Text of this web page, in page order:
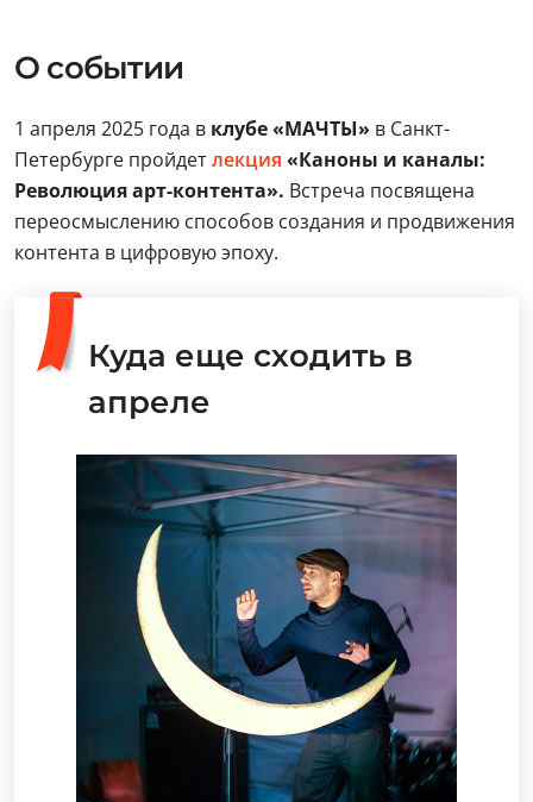
О событии
1 апреля 2025 года в клубе «МАЧТЫ» в Санкт-
Петербурге пройдетлекция «Каноны и каналы:
Революция арт-контента». Встреча посвящена
переосмыслению способов создания и продвижения
контента в цифровую эпоху.
Куда еще сходить в
апреле